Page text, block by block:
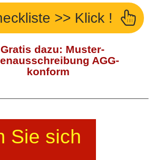
>> Klick !
dazu: Muster-
AGG-
konform
Sie sich